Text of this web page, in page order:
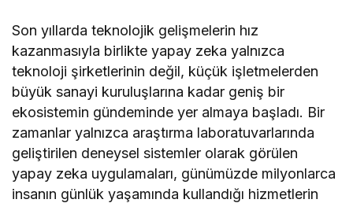
Son yıllarda teknolojik gelişmelerin hız
kazanmasıyla birlikte yapay zeka yalnızca
teknoloji şirketlerinin değil, küçük işletmelerden
büyük sanayi kuruluşlarına kadar geniş bir
ekosistemin gündeminde yer almaya başladı. Bir
zamanlar yalnızca araştırma laboratuvarlarında
geliştirilen deneysel sistemler olarak görülen
yapay zeka uygulamaları, günümüzde milyonlarca
insanın günlük yaşamında kullandığı hizmetlerin